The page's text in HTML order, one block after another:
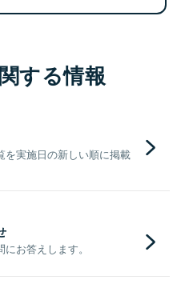
する情報
を実施日の新しい順に掲載
お答えします。